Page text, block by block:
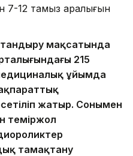
7-12 тамыз аралығын
мақсатында
215
ұйымда
жатыр. Сонымен
теміржол
тамақтану